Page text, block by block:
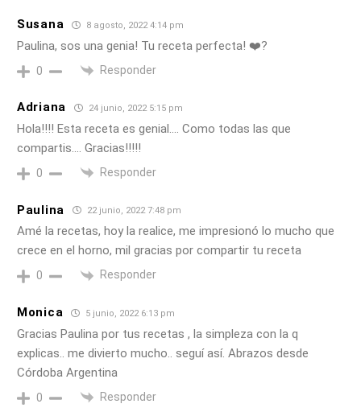
Susana 8 agosto, 2022 4:14 pm
Paulina, sos una genia! Tu receta perfecta! ❤️?
0 Responder
Adriana 24 junio, 2022 5:15 pm
Hola!!!! Esta receta es genial…. Como todas las que
compartis…. Gracias!!!!!
0 Responder
Paulina 22 junio, 2022 7:48 pm
Amé la recetas, hoy la realice, me impresionó lo mucho que
crece en el horno, mil gracias por compartir tu receta
0 Responder
Monica 5 junio, 2022 6:13 pm
Gracias Paulina por tus recetas , la simpleza con la q
explicas.. me divierto mucho.. seguí así. Abrazos desde
Córdoba Argentina
0 Responder